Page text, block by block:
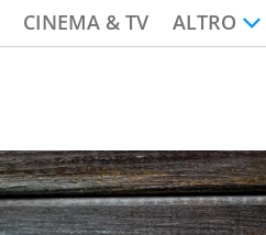
CINEMA & TV ALTRO